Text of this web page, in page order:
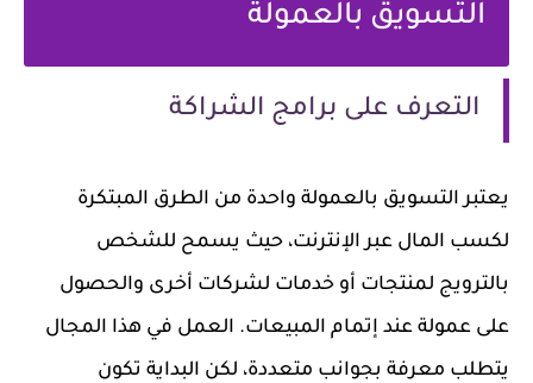
التسويق بالعمولة
التعرف على برامج الشراكة
يعتبر التسويق بالعمولة واحدة من الطرق المبتكرة
لكسب المال عبر الإنترنت، حيث يسمح للشخص
بالترويج لمنتجات أو خدمات لشركات أخرى والحصول
على عمولة عند إتمام المبيعات. العمل في هذا المجال
يتطلب معرفة بجوانب متعددة، لكن البداية تكون